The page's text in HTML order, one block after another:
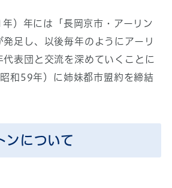
）年には「長岡京市・アーリン
発足し、以後毎年のようにアーリ
代表団と交流を深めていくことに
和59年）に姉妹都市盟約を締結
ンについて